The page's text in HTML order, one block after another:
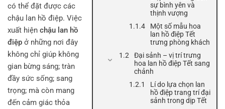
sự bình yên và
thịnh vượng
Một số mẫu hoa
lan hồ điệp Tết
trưng phòng khách
Đại sảnh – vị trí trưng
hoa lan hồ điệp Tết sang
chảnh
Lí do lựa chọn lan
hồ điệp trang trí đại
sảnh trong dịp Tết
có thể đặt được các
chậu lan hồ điệp. Việc
xuất hiện chậu lan hồ
điệp ở những nơi đây
không chỉ giúp không
gian bừng sáng; tràn
đầy sức sống; sang
trọng; mà còn mang
đến cảm giác thỏa